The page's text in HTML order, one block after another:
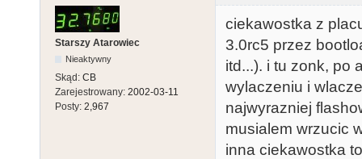
Starszy Atarowiec
Nieaktywny
Skąd: CB
Zarejestrowany: 2002-03-11
Posty: 2,967
ciekawostka z
3.0rc5 przez
itd...). i tu zonk, po
wylaczeniu i
najwyrazniej
musialem wrzucic
inna ciekawostka